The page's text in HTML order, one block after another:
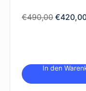
€490,00 €